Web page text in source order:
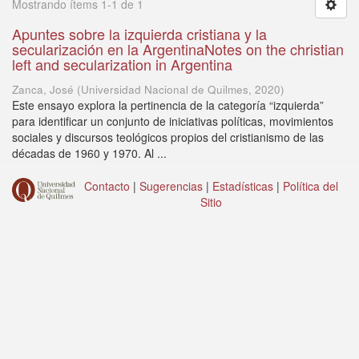
Mostrando ítems 1-1 de 1
Apuntes sobre la izquierda cristiana y la
secularización en la ArgentinaNotes on the christian
left and secularization in Argentina
Zanca, José (Universidad Nacional de Quilmes, 2020)
Este ensayo explora la pertinencia de la categoría “izquierda”
para identificar un conjunto de iniciativas políticas, movimientos
sociales y discursos teológicos propios del cristianismo de las
décadas de 1960 y 1970. Al ...
Contacto | Sugerencias | Estadísticas | Política del
Sitio